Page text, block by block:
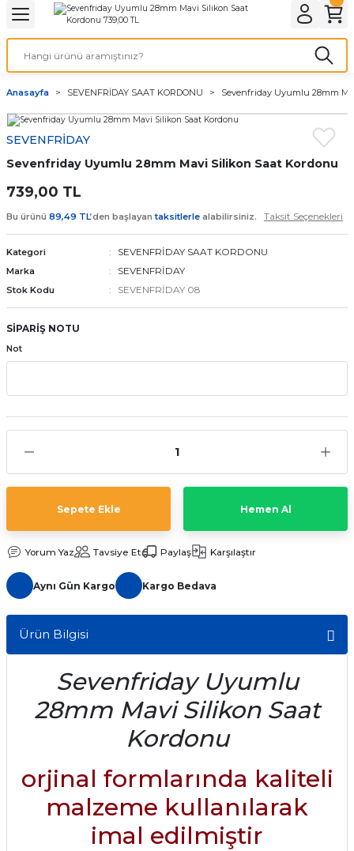
Geri Dön
& ELEKTİRİK AYDINLATMA & ELEKTRİK
Geri Dön
ve Cihaz Pilleri
ÇEŞİTLERİ
Geri Dön
Geri Dön
Kordon Çeşitleri
saat kordonu
Kordonları
Anasayfa SEVENFRİDAY SAAT KORDONU Sevenfriday Uyumlu 28mm
SEVENFRİDAY
Sevenfriday Uyumlu 28mm Mavi Silikon Saat Kordonu
739,00 TL
Bu ürünü 89,49 TL’den başlayantaksitlerle alabilirsiniz. Taksit Seçenekleri
Kategori SEVENFRİDAY SAAT KORDONU
Marka SEVENFRİDAY
Stok Kodu SEVENFRİDAY 08
SİPARİŞ NOTU
Not
Sepete Ekle Hemen Al
Yorum Yaz Tavsiye Et Paylaş Karşılaştır
Aynı Gün Kargo Kargo Bedava
Ürün Bilgisi
Sevenfriday Uyumlu
28mm Mavi Silikon Saat
Kordonu
orjinal formlarında kaliteli
malzeme kullanılarak
imal edilmiştir